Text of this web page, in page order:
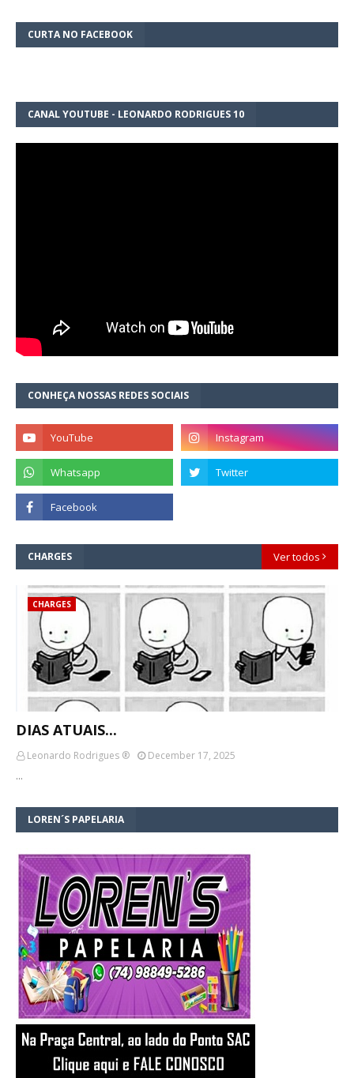
CURTA NO FACEBOOK
CANAL YOUTUBE - LEONARDO RODRIGUES 10
CONHEÇA NOSSAS REDES SOCIAIS
CHARGES Ver todos
CHARGES
DIAS ATUAIS...
Leonardo Rodrigues ®
December 17, 2025
…
LOREN´S PAPELARIA